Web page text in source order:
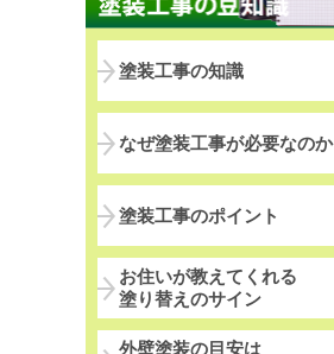
塗装工事の知識
なぜ塗装工事が必要なのか
塗装工事のポイント
お住いが教えてくれる
塗り替えのサイン
外壁塗装の目安は